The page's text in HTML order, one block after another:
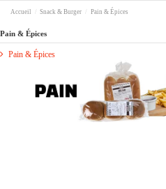
Accueil Snack & Burger Pain & Épices
Pain & Épices
Pain & Épices